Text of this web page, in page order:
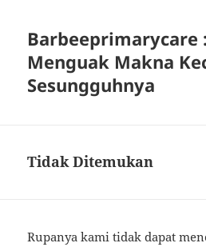
Barbeeprimarycare :
Menguak Makna
Sesungguhnya
Tidak Ditemukan
Rupanya kami tidak dapat